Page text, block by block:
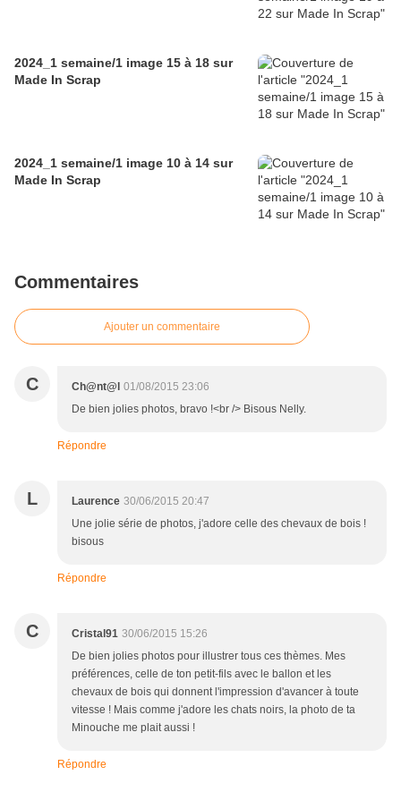
2024_1 semaine/1 image 15 à 18 sur
Made In Scrap
2024_1 semaine/1 image 10 à 14 sur
Made In Scrap
Commentaires
Ajouter un commentaire
C Ch@nt@l 01/08/2015 23:06
De bien jolies photos, bravo !<br /> Bisous Nelly.
Répondre
L Laurence 30/06/2015 20:47
Une jolie série de photos, j'adore celle des chevaux de bois !
bisous
Répondre
C Cristal91 30/06/2015 15:26
De bien jolies photos pour illustrer tous ces thèmes. Mes
préférences, celle de ton petit-fils avec le ballon et les
chevaux de bois qui donnent l'impression d'avancer à toute
vitesse ! Mais comme j'adore les chats noirs, la photo de ta
Minouche me plait aussi !
Répondre